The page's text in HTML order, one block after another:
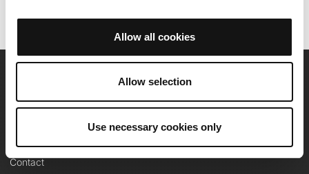
Allow all cookies
Allow selection
Use necessary cookies only
Equipe
À propos
Contact